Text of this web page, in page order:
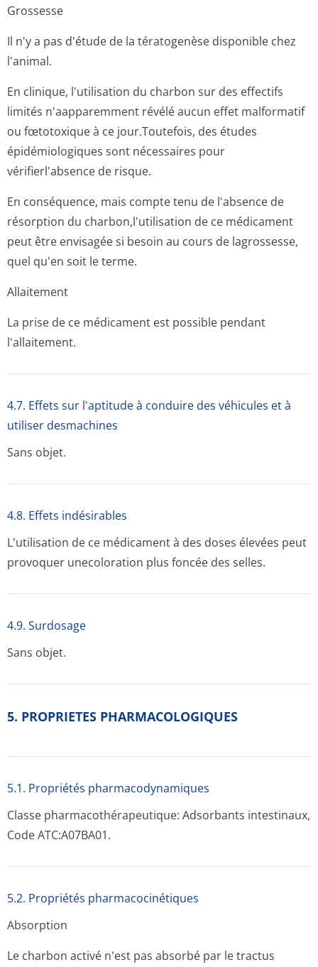
Grossesse
Il n'y a pas d'étude de la tératogenèse disponible chez
l'animal.
En clinique, l'utilisation du charbon sur des effectifs
limités n'aapparemment révélé aucun effet malformatif
ou fœtotoxique à ce jour.Toutefois, des études
épidémiologiques sont nécessaires pour
vérifierl'absence de risque.
En conséquence, mais compte tenu de l'absence de
résorption du charbon,l'uti­lisation de ce médicament
peut être envisagée si besoin au cours de lagrossesse,
quel qu'en soit le terme.
Allaitement
La prise de ce médicament est possible pendant
l'allaitement.
4.7. Effets sur l'aptitude à conduire des véhicules et à
utiliser desmachines
Sans objet.
4.8. Effets indésirables
L'utilisation de ce médicament à des doses élevées peut
provoquer unecoloration plus foncée des selles.
4.9. Surdosage
Sans objet.
5. PROPRIETES PHARMACOLOGIQUES
5.1. Propriétés pharmacodynami­ques
Classe pharmacothéra­peutique: Adsorbants intestinaux,
Code ATC:A07BA01.
5.2. Propriétés pharmacocinéti­ques
Absorption
Le charbon activé n'est pas absorbé par le tractus